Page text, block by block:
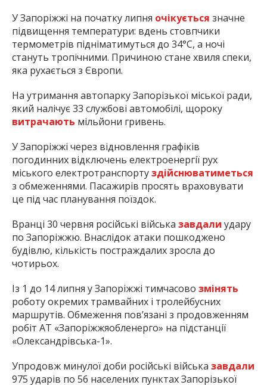
У Запоріжжі на початку липня очікується значне
підвищення температури: вдень стовпчики
термометрів підніматимуться до 34°C, а ночі
стануть тропічними. Причиною стане хвиля спеки,
яка рухається з Європи.
На утримання автопарку Запорізької міської ради,
який налічує 33 службові автомобілі, щороку
витрачають мільйони гривень.
У Запоріжжі через відновлення графіків
погодинних відключень електроенергії рух
міського електротранспортуздійснюватиметься
з обмеженнями. Пасажирів просять враховувати
це під час планування поїздок.
Вранці 30 червня російські війська завдали удару
по Запоріжжю. Внаслідок атаки пошкоджено
будівлю, кількість постраждалих зросла до
чотирьох.
Із 1 до 14 липня у Запоріжжі тимчасово змінять
роботу окремих трамвайних і тролейбусних
маршрутів. Обмеження пов’язані з продовженням
робіт АТ «Запоріжжяобленерго» на підстанції
«Олександрівська-1».
Упродовж минулої доби російські війська завдали
975 ударів по 56 населених пунктах Запорізької